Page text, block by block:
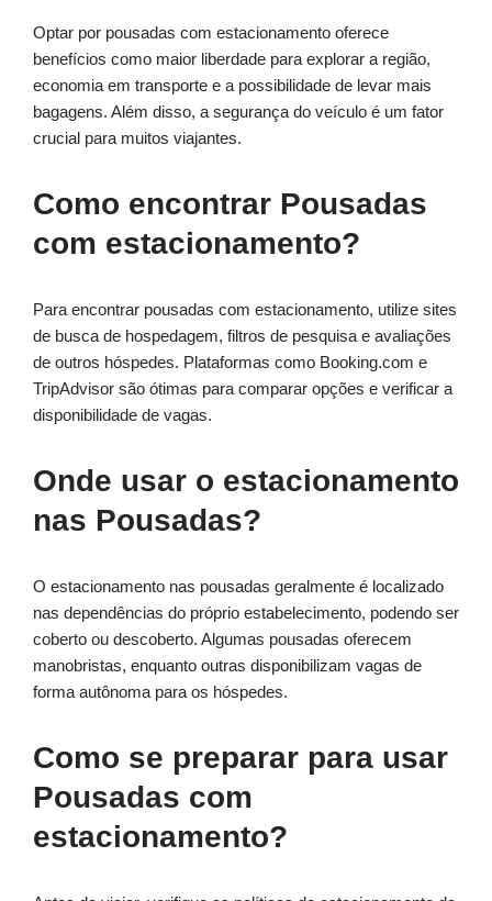
Optar por pousadas com estacionamento oferece
benefícios como maior liberdade para explorar a região,
economia em transporte e a possibilidade de levar mais
bagagens. Além disso, a segurança do veículo é um fator
crucial para muitos viajantes.
Como encontrar Pousadas
com estacionamento?
Para encontrar pousadas com estacionamento, utilize sites
de busca de hospedagem, filtros de pesquisa e avaliações
de outros hóspedes. Plataformas como Booking.com e
TripAdvisor são ótimas para comparar opções e verificar a
disponibilidade de vagas.
Onde usar o estacionamento
nas Pousadas?
O estacionamento nas pousadas geralmente é localizado
nas dependências do próprio estabelecimento, podendo ser
coberto ou descoberto. Algumas pousadas oferecem
manobristas, enquanto outras disponibilizam vagas de
forma autônoma para os hóspedes.
Como se preparar para usar
Pousadas com
estacionamento?